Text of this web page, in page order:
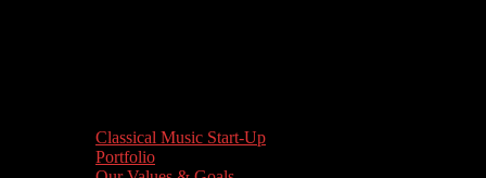
Classical Music Start-Up
Portfolio